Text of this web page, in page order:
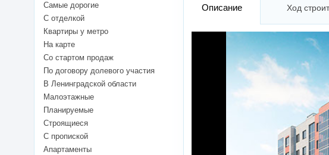
Описание Ход
Самые дорогие
С отделкой
Квартиры у метро
На карте
Со стартом продаж
По договору долевого участия
В Ленинградской области
Малоэтажные
Планируемые
Строящиеся
С пропиской
Апартаменты